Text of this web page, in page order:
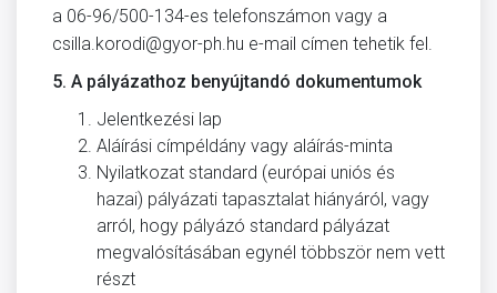
a 06-96/500-134-es telefonszámon vagy a
csilla.korodi@gyor-ph.hu e-mail címen tehetik fel.
5. A pályázathoz benyújtandó dokumentumok
Jelentkezési lap
Aláírási címpéldány vagy aláírás-minta
Nyilatkozat standard (európai uniós és
hazai) pályázati tapasztalat hiányáról, vagy
arról, hogy pályázó standard pályázat
megvalósításában egynél többször nem vett
részt